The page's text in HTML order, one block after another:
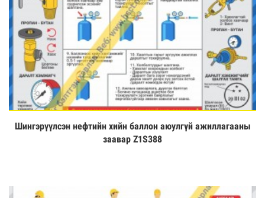
Үзэх
Шингэрүүлсэн нефтийн хийн баллон аюулгүй ажиллагааны
заавар Z1S388